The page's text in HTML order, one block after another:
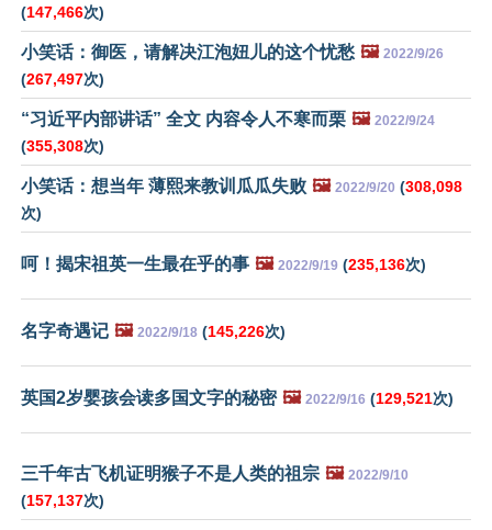
(147,466次)
小笑话：御医，请解决江泡妞儿的这个忧愁 🖼️ 2022/9/26
(267,497次)
“习近平内部讲话” 全文 内容令人不寒而栗 🖼️ 2022/9/24
(355,308次)
小笑话：想当年 薄熙来教训瓜瓜失败 🖼️ 2022/9/20 (308,098
次)
呵！揭宋祖英一生最在乎的事 🖼️ 2022/9/19 (235,136次)
名字奇遇记 🖼️ 2022/9/18 (145,226次)
英国2岁婴孩会读多国文字的秘密 🖼️ 2022/9/16 (129,521次)
三千年古飞机证明猴子不是人类的祖宗 🖼️ 2022/9/10
(157,137次)